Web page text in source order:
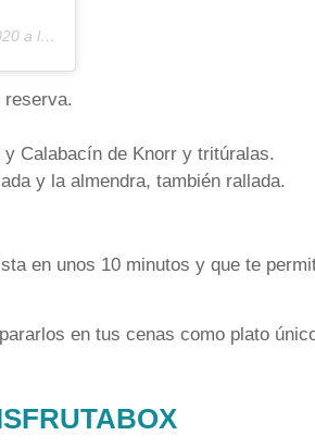
PDT
reserva.
Calabacín de Knorr y tritúralas.
y la almendra, también rallada.
en unos 10 minutos y que te
en tus cenas como plato